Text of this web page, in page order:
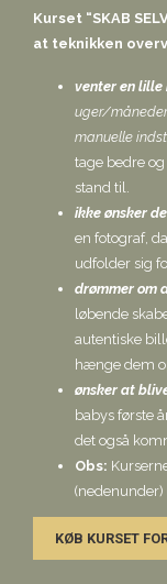
Kurset “SKAB
at teknikken
venter en
uger/
manuelle
tage bedre
stand til.
ikke ønsker
en fotograf,
udfolder sig
drømmer om
løbende
autentiske
hænge dem
ønsker at
babys første
det også
Obs:
(nedenunder)
KØB KURSET